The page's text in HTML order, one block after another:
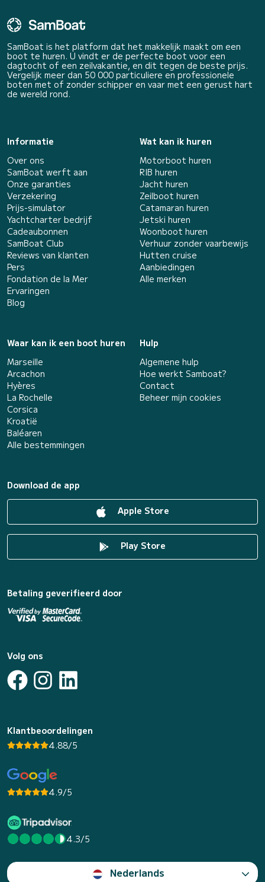
SamBoat is het platform dat het makkelijk maakt om een
boot te huren. U vindt er de perfecte boot voor een
dagtocht of een zeilvakantie, en dit tegen de beste prijs.
Vergelijk meer dan 50 000 particuliere en professionele
boten met of zonder schipper en vaar met een gerust hart
de wereld rond.
Informatie
Over ons
SamBoat werft aan
Onze garanties
Verzekering
Prijs-simulator
Yachtcharter bedrijf
Cadeaubonnen
SamBoat Club
Reviews van klanten
Pers
Fondation de la Mer
Ervaringen
Blog
Wat kan ik huren
Motorboot huren
RIB huren
Jacht huren
Zeilboot huren
Catamaran huren
Jetski huren
Woonboot huren
Verhuur zonder vaarbewijs
Hutten cruise
Aanbiedingen
Alle merken
Waar kan ik een boot huren
Marseille
Arcachon
Hyères
La Rochelle
Corsica
Kroatië
Baléaren
Alle bestemmingen
Hulp
Algemene hulp
Hoe werkt Samboat?
Contact
Beheer mijn cookies
Download de app
Apple Store
Play Store
Betaling geverifieerd door
Volg ons
Klantbeoordelingen
4.88/5
4.9/5
4.3/5
Nederlands